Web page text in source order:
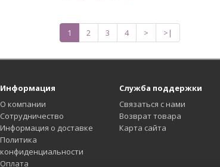
1 2 3 4 > >|
Информация
О компании
Сотрудничество
Информация о доставке
Политика
конфиденциальности
Оплата
Служба поддержки
Связаться с нами
Возврат товара
Карта сайта